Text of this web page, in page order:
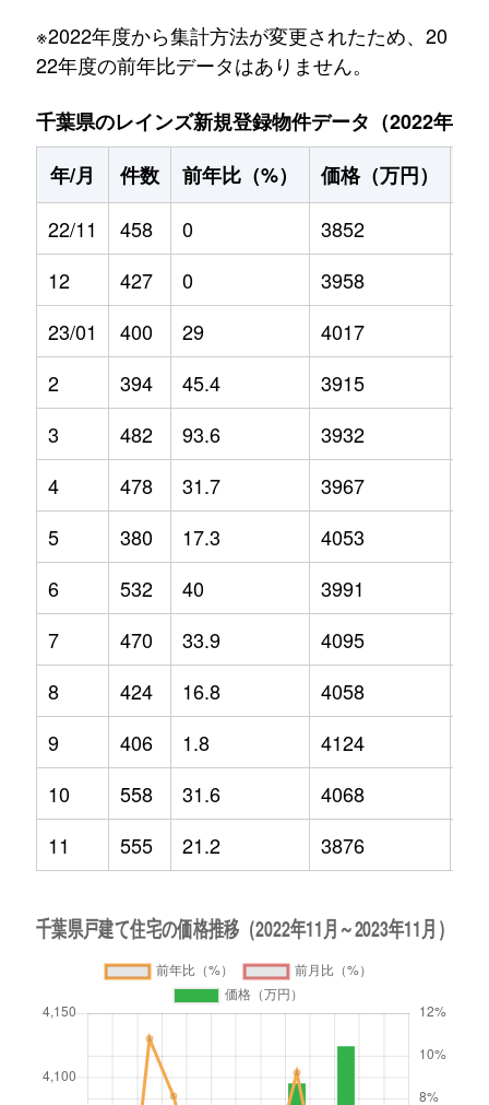
※2022年度から集計方法が変更されたため、20
22年度の前年比データはありません。
千葉県のレインズ新規登録物件データ（2022年11
年/月
件数 前年比（%） 価格（万円）
22/11
458 0 3852
12
427 0 3958
23/01
400 29 4017
2
394 45.4 3915
3
482 93.6 3932
4
478 31.7 3967
5
380 17.3 4053
6
532 40 3991
7
470 33.9 4095
8
424 16.8 4058
9
406 1.8 4124
10
558 31.6 4068
11
555 21.2 3876